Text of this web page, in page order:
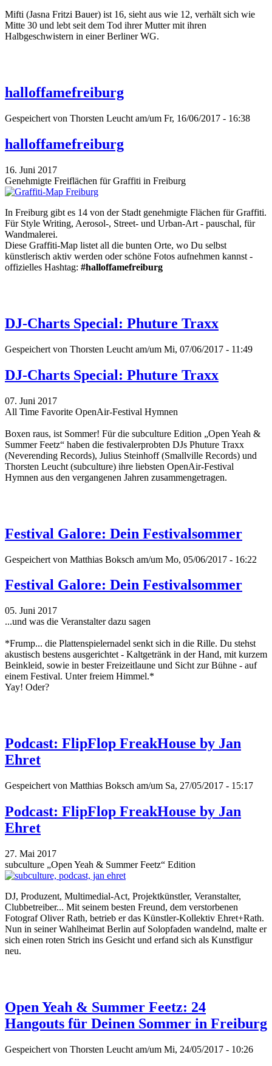
Mifti (Jasna Fritzi Bauer) ist 16, sieht aus wie 12, verhält sich wie
Mitte 30 und lebt seit dem Tod ihrer Mutter mit ihren
Halbgeschwistern in einer Berliner WG.
halloffamefreiburg
Gespeichert von Thorsten Leucht am/um Fr, 16/06/2017 - 16:38
halloffamefreiburg
16. Juni 2017
Genehmigte Freiflächen für Graffiti in Freiburg
In Freiburg gibt es 14 von der Stadt genehmigte Flächen für Graffiti.
Für Style Writing, Aerosol-, Street- und Urban-Art - pauschal, für
Wandmalerei.
Diese Graffiti-Map listet all die bunten Orte, wo Du selbst
künstlerisch aktiv werden oder schöne Fotos aufnehmen kannst -
offizielles Hashtag: #halloffamefreiburg
DJ-Charts Special: Phuture Traxx
Gespeichert von Thorsten Leucht am/um Mi, 07/06/2017 - 11:49
DJ-Charts Special: Phuture Traxx
07. Juni 2017
All Time Favorite OpenAir-Festival Hymnen
Boxen raus, ist Sommer! Für die subculture Edition „Open Yeah &
Summer Feetz“ haben die festivalerprobten DJs Phuture Traxx
(Neverending Records), Julius Steinhoff (Smallville Records) und
Thorsten Leucht (subculture) ihre liebsten OpenAir-Festival
Hymnen aus den vergangenen Jahren zusammengetragen.
Festival Galore: Dein Festivalsommer
Gespeichert von Matthias Boksch am/um Mo, 05/06/2017 - 16:22
Festival Galore: Dein Festivalsommer
05. Juni 2017
...und was die Veranstalter dazu sagen
*Frump... die Plattenspielernadel senkt sich in die Rille. Du stehst
akustisch bestens ausgerichtet - Kaltgetränk in der Hand, mit kurzem
Beinkleid, sowie in bester Freizeitlaune und Sicht zur Bühne - auf
einem Festival. Unter freiem Himmel.*
Yay! Oder?
Podcast: FlipFlop FreakHouse by Jan
Ehret
Gespeichert von Matthias Boksch am/um Sa, 27/05/2017 - 15:17
Podcast: FlipFlop FreakHouse by Jan
Ehret
27. Mai 2017
subculture „Open Yeah & Summer Feetz“ Edition
DJ, Produzent, Multimedial-Act, Projektkünstler, Veranstalter,
Clubbetreiber... Mit seinem besten Freund, dem verstorbenen
Fotograf Oliver Rath, betrieb er das Künstler-Kollektiv Ehret+Rath.
Nun in seiner Wahlheimat Berlin auf Solopfaden wandelnd, malte er
sich einen roten Strich ins Gesicht und erfand sich als Kunstfigur
neu.
Open Yeah & Summer Feetz: 24
Hangouts für Deinen Sommer in Freiburg
Gespeichert von Thorsten Leucht am/um Mi, 24/05/2017 - 10:26